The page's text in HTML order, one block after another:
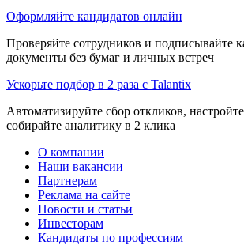
Оформляйте кандидатов онлайн
Проверяйте сотрудников и подписывайте
документы без бумаг и личных встреч
Ускорьте подбор в 2 раза с Talantix
Автоматизируйте сбор откликов,
собирайте аналитику в 2 клика
О компании
Наши вакансии
Партнерам
Реклама на сайте
Новости и статьи
Инвесторам
Кандидаты по профессиям